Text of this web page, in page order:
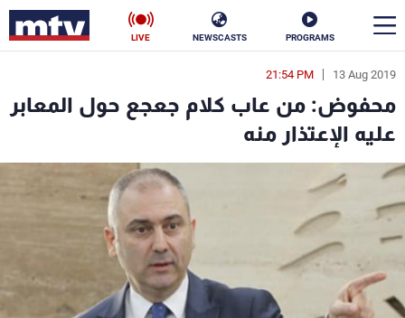
PROGRAMS
NEWSCASTS
LIVE
13 Aug 2019
21:54 PM
محفوض: من عاب كلام جعجع حول المعابر
عليه الإعتذار منه
en
الأخبار
سياسة ناس
إقتصاد فن
منوعات رياضة
كأس العالم